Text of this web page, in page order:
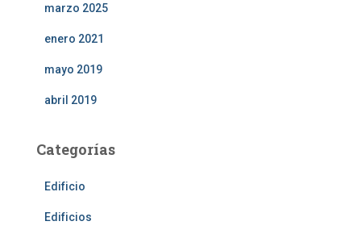
marzo 2025
enero 2021
mayo 2019
abril 2019
Categorías
Edificio
Edificios